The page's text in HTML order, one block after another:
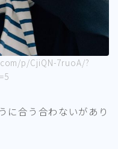
p/CjiQN-7ruoA/?
に合う合わないがあり